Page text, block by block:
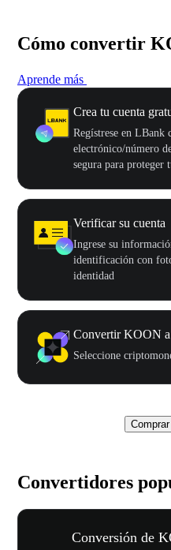
Cómo convertir
Aprende más
Crea tu cuenta
Regístrese en LBank
electrónico/número
segura para proteger
Verificar su cuenta
Ingrese su
identificación con
identidad
Convertir KOON
Seleccione
Convertidores
Conversión de